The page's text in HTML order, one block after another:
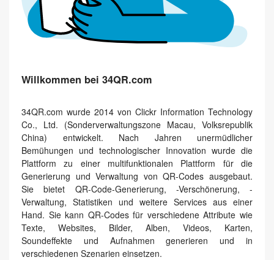
Willkommen bei 34QR.com
34QR.com wurde 2014 von Clickr Information Technology
Co., Ltd. (Sonderverwaltungszone Macau, Volksrepublik
China) entwickelt. Nach Jahren unermüdlicher
Bemühungen und technologischer Innovation wurde die
Plattform zu einer multifunktionalen Plattform für die
Generierung und Verwaltung von QR-Codes ausgebaut.
Sie bietet QR-Code-Generierung, -Verschönerung, -
Verwaltung, Statistiken und weitere Services aus einer
Hand. Sie kann QR-Codes für verschiedene Attribute wie
Texte, Websites, Bilder, Alben, Videos, Karten,
Soundeffekte und Aufnahmen generieren und in
verschiedenen Szenarien einsetzen.